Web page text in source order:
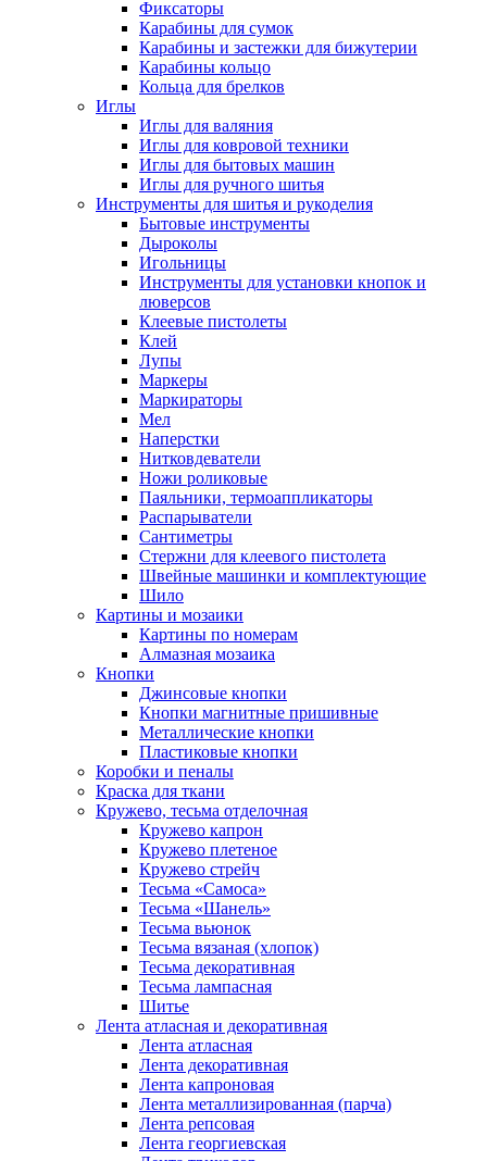
Фиксаторы
Карабины для сумок
Карабины и застежки для бижутерии
Карабины кольцо
Кольца для брелков
Иглы
Иглы для валяния
Иглы для ковровой техники
Иглы для бытовых машин
Иглы для ручного шитья
Инструменты для шитья и рукоделия
Бытовые инструменты
Дыроколы
Игольницы
Инструменты для установки кнопок и
люверсов
Клеевые пистолеты
Клей
Лупы
Маркеры
Маркираторы
Мел
Наперстки
Нитковдеватели
Ножи роликовые
Паяльники, термоаппликаторы
Распарыватели
Сантиметры
Стержни для клеевого пистолета
Швейные машинки и комплектующие
Шило
Картины и мозаики
Картины по номерам
Алмазная мозаика
Кнопки
Джинсовые кнопки
Кнопки магнитные пришивные
Металлические кнопки
Пластиковые кнопки
Коробки и пеналы
Краска для ткани
Кружево, тесьма отделочная
Кружево капрон
Кружево плетеное
Кружево стрейч
Тесьма «Самоса»
Тесьма «Шанель»
Тесьма вьюнок
Тесьма вязаная (хлопок)
Тесьма декоративная
Тесьма лампасная
Шитье
Лента атласная и декоративная
Лента атласная
Лента декоративная
Лента капроновая
Лента металлизированная (парча)
Лента репсовая
Лента георгиевская